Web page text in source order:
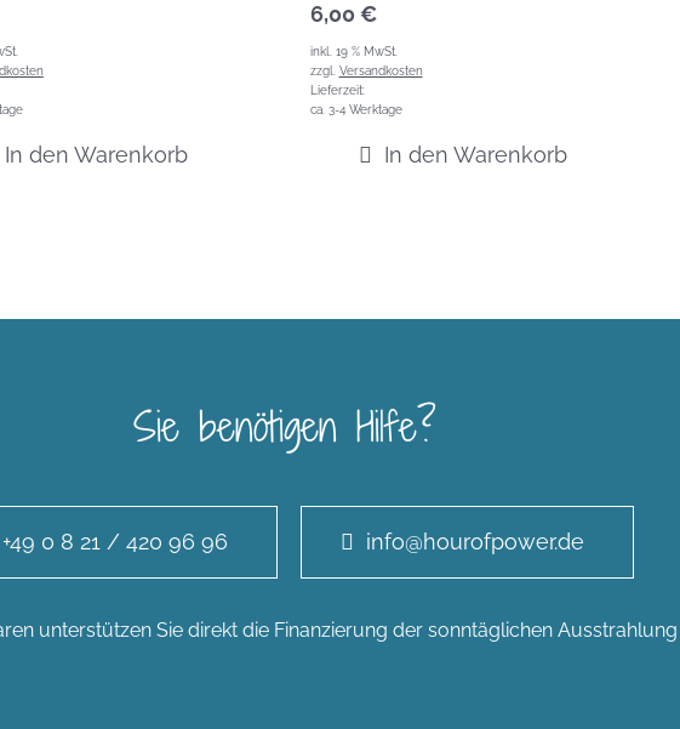
In den Warenkorb
6,00 €
inkl. 19 % MwSt.
zzgl. Versandkosten
Lieferzeit:
ca. 3-4 Werktage
In den Warenkorb
Sie benötigen Hilfe?
+49 0 8 21 / 420 96 96 info@hourofpower.de
unterstützen Sie direkt die Finanzierung der sonntäglichen